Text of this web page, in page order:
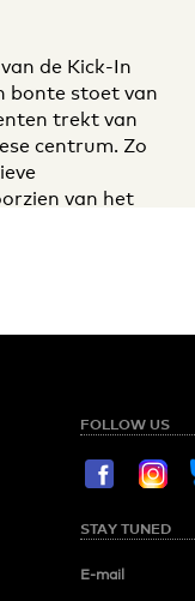
de Kick-In
bonte stoet van
trekt van
centrum. Zo
van het
FOLLOW US
STAY TUNED
E-mail